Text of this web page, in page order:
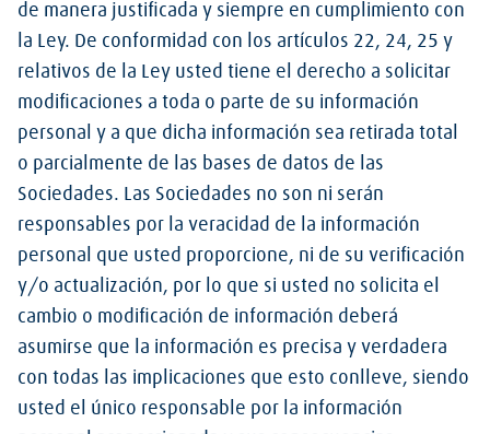
de manera justificada y siempre en cumplimiento con
la Ley. De conformidad con los artículos 22, 24, 25 y
relativos de la Ley usted tiene el derecho a solicitar
modificaciones a toda o parte de su información
personal y a que dicha información sea retirada total
o parcialmente de las bases de datos de las
Sociedades. Las Sociedades no son ni serán
responsables por la veracidad de la información
personal que usted proporcione, ni de su verificación
y/o actualización, por lo que si usted no solicita el
cambio o modificación de información deberá
asumirse que la información es precisa y verdadera
con todas las implicaciones que esto conlleve, siendo
usted el único responsable por la información